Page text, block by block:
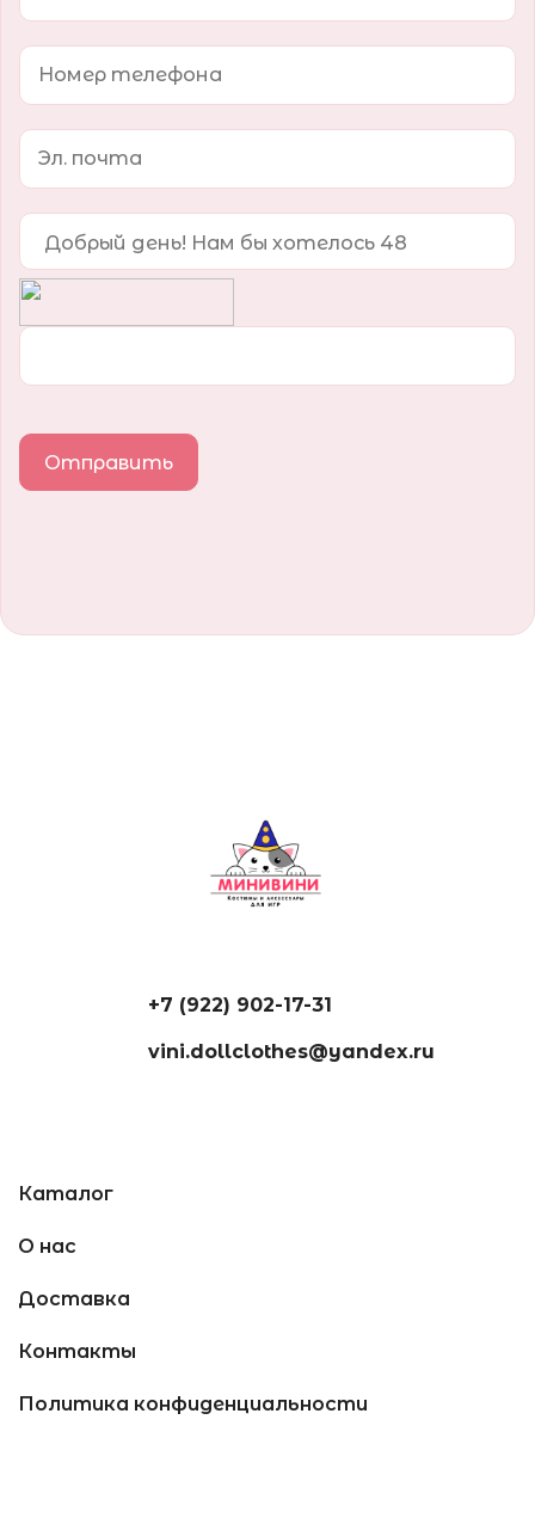
+7 (922) 902-17-31
vini.dollclothes@yandex.ru
Каталог
О нас
Доставка
Контакты
Политика конфиденциальности